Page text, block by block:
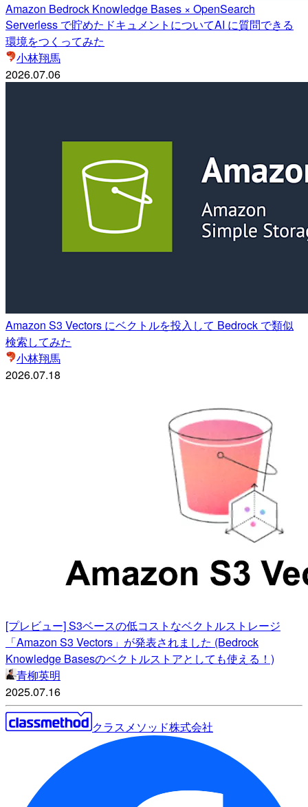
Amazon Bedrock Knowledge Bases × OpenSearch
Serverless で貯めたドキュメントについてAI に質問できる
環境をつくってみた
小林翔馬
2026.07.06
Amazon S3 Vectors にベクトルを投入して Bedrock で類似
検索してみた
小林翔馬
2026.07.18
[プレビュー] S3ベースの低コストなベクトルストレージ
「Amazon S3 Vectors」が発表されました (Bedrock
Knowledge Basesのベクトルストアとしても使える！)
青柳英明
2025.07.16
クラスメソッド株式会社